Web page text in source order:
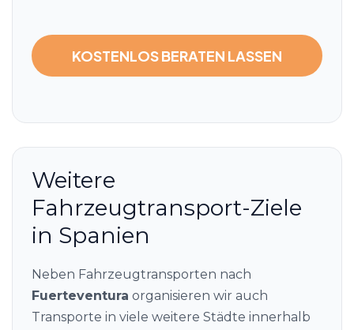
KOSTENLOS BERATEN LASSEN
Weitere
Fahrzeugtransport-Ziele
in Spanien
Neben Fahrzeugtransporten nach
Fuerteventura organisieren wir auch
Transporte in viele weitere Städte innerhalb